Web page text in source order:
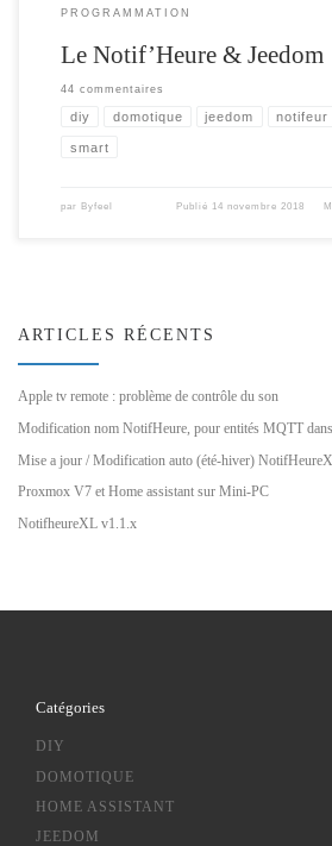
PROGRAMMATION
Le Notif’Heure & Jeedom
44 commentaires
diy domotique jeedom notifeur
smart
par Byfeel Publié 14 novembre 2018
ARTICLES RÉCENTS
Apple tv remote : problème de contrôle du son
Modification nom NotifHeure, pour entités MQTT
Mise a jour / Modification auto (été-hiver)
Proxmox V7 et Home assistant sur Mini-PC
NotifheureXL v1.1.x
Catégories
DIY
DOMOTIQUE
HOME ASSISTANT
JEEDOM